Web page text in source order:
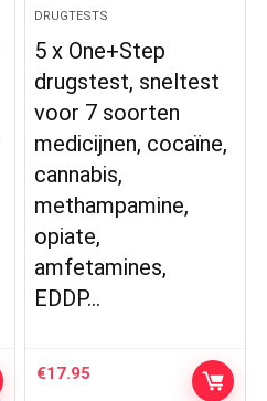
DRUGTESTS
5 x One+Step
drugstest, sneltest
voor 7 soorten
medicijnen, cocaïne,
cannabis,
methampamine,
opiate,
amfetamines,
EDDP…
€17.95